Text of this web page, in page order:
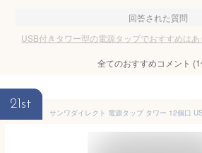
回答された質問
USB付きタワー型の電源タップでおすすめはあ
全てのおすすめコメント (1
21st